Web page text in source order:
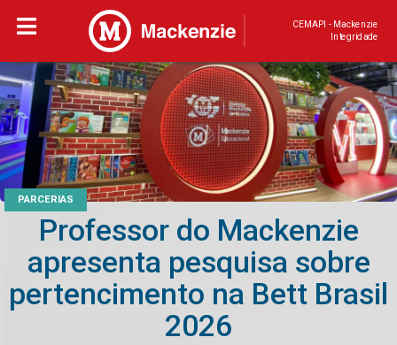
CEMAPI - Mackenzie
Integridade
PARCERIAS
Professor do Mackenzie
apresenta pesquisa sobre
pertencimento na Bett Brasil
2026